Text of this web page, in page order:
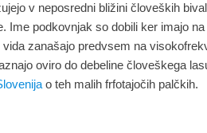
v neposredni bližini človeških
Ime podkovnjak so dobili ker imajo
zanašajo predvsem na
oviro do debeline človeškega
o teh malih frfotajočih palčkih.